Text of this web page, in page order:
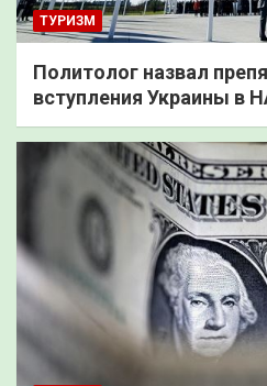
ТУРИЗМ
Политолог назвал
вступления Украины в